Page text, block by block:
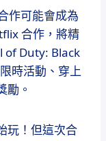
作可能會成為
合作，將精
of Duty: Black
時活動、穿上
勵。
玩！但這次合